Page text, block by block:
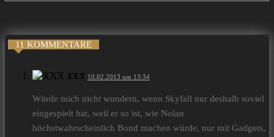
11 KOMMENTARE
XXX 10.02.2013 um 13:34
Würde mich nicht wundern, wenn Skyfall nur deshalb soviel
eingespielt hat, weil er so ist, wie Nolan
höchstwahrscheinlich Bond machen würde, nur mit Gadgets,